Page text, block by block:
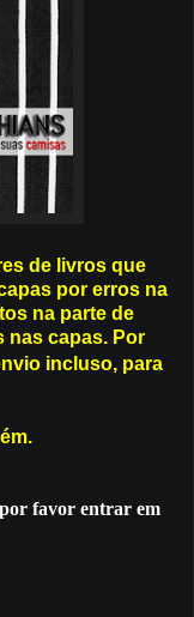
de livros que
por erros na
na parte de
nas capas. Por
incluso, para
favor entrar em